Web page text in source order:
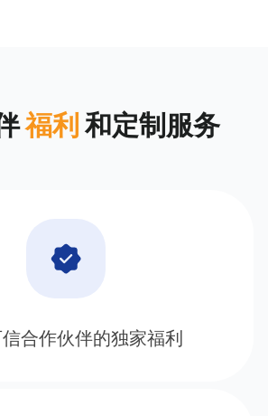
福利 和定制服务
合作伙伴的独家福利